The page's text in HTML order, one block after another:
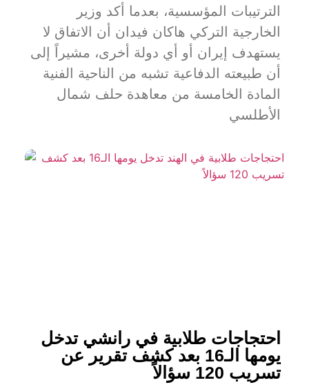
الترتيبات المؤسسية، بعدما أكد وزير
الخارجية التركي هاكان فيدان أن الاتفاق لا
يستهدف إيران أو أي دولة أخرى، مشيراً إلى
أن طبيعته الدفاعية تشبه من الناحية الفنية
المادة الخامسة من معاهدة حلف شمال
الأطلسي
احتجاجات طلابية في رانشي تدخل
يومها الـ16 بعد كشف تقرير عن
تسريب 120 سؤالاً